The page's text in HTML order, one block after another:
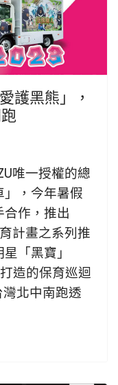
護黑熊」，
唯一授權的總
，今年暑假
作，推出
計畫之系列推
「黑寶」
造的保育巡迴
北中南跑透